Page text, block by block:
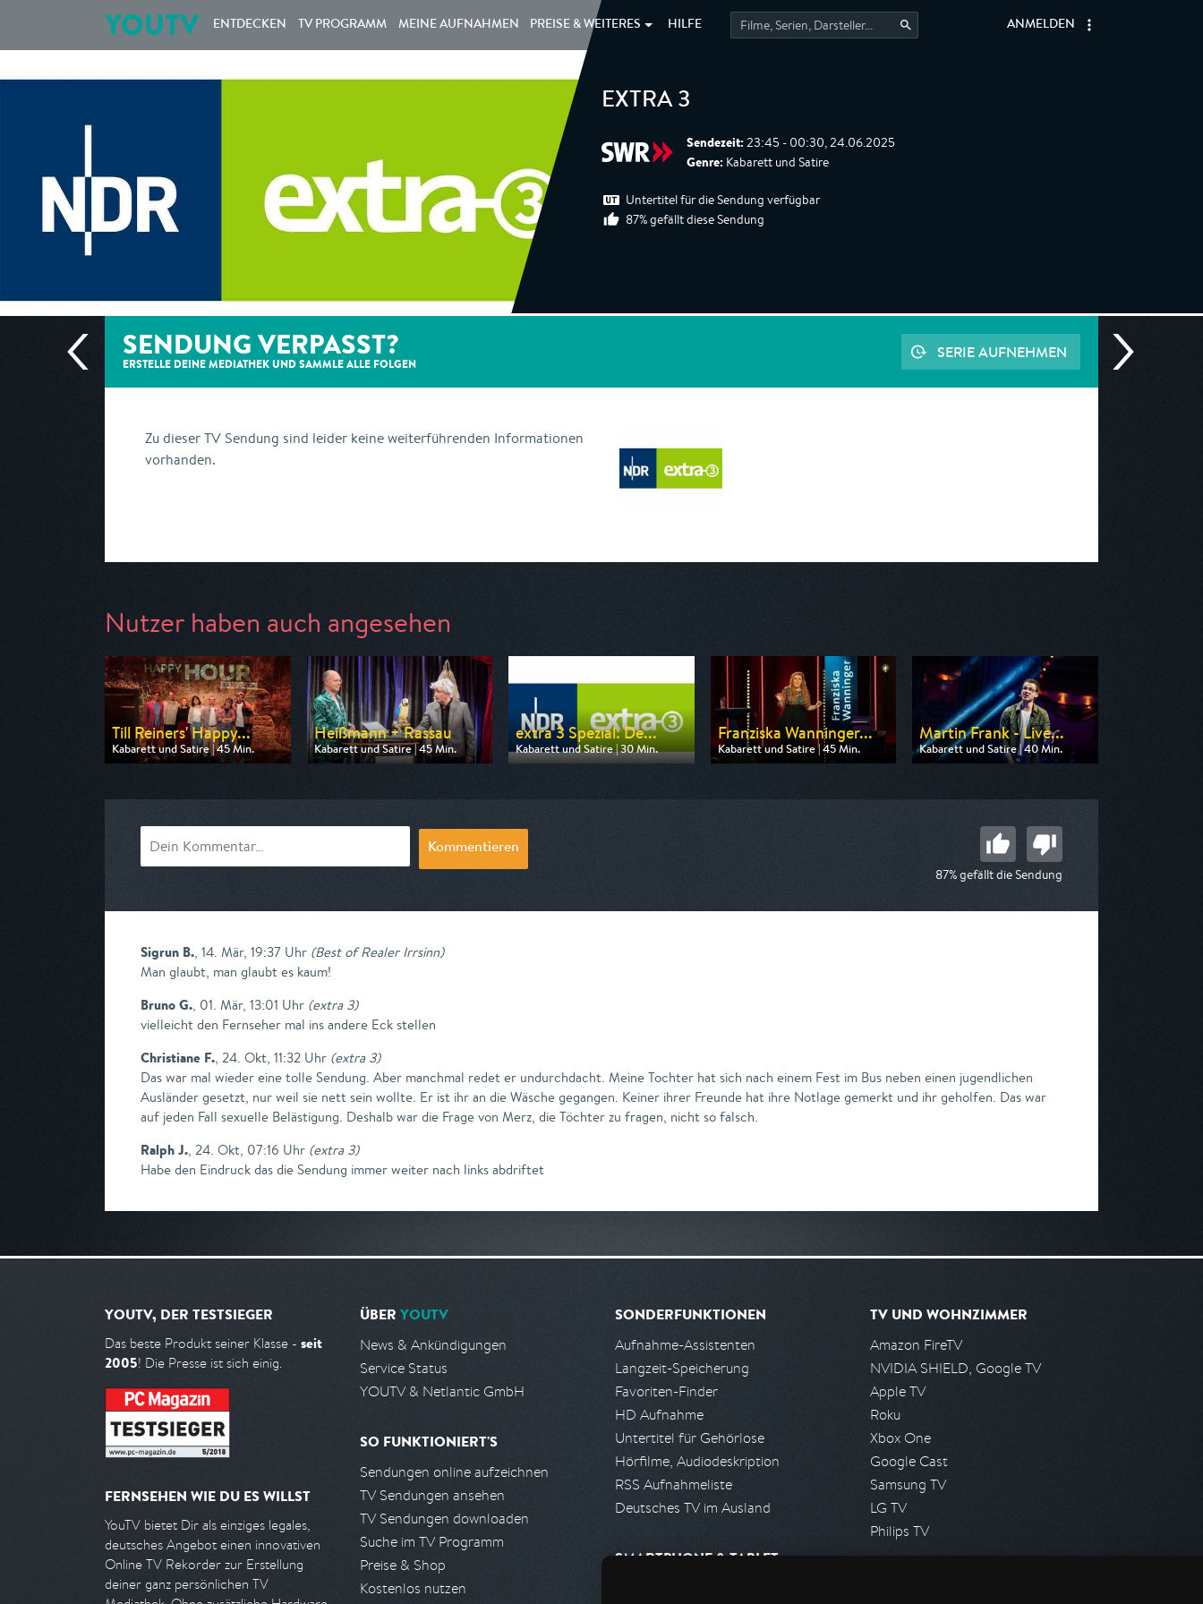
YOUTV ENTDECKEN TV PROGRAMM MEINE AUFNAHMEN PREISE & WEITERES HILFE ANMELDEN
EXTRA 3
Sendezeit: 23:45 - 00:30, 24.06.2025
Genre: Kabarett und Satire
Untertitel für die Sendung verfügbar
87% gefällt diese Sendung
SENDUNG VERPASST?
ERSTELLE DEINE MEDIATHEK UND SAMMLE ALLE FOLGEN
SERIE AUFNEHMEN
Zu dieser TV Sendung sind leider keine weiterführenden Informationen
vorhanden.
Nutzer haben auch angesehen
Till Reiners' Happy...
Kabarett und Satire | 45 Min.
Ausgestrahlt von 3sat
Heißmann + Rassau
Kabarett und Satire | 45 Min.
Ausgestrahlt von BR
extra 3 Spezial: De...
Kabarett und Satire | 30 Min.
Ausgestrahlt von One
Franziska Wanninger...
Kabarett und Satire | 45 Min.
Ausgestrahlt von 3sat
Martin Frank - Live...
Kabarett und Satire | 40 Min.
Ausgestrahlt von 3sat
Kommentieren
87% gefällt die Sendung
Sigrun B., 14. Mär, 19:37 Uhr (Best of Realer Irrsinn)
Man glaubt, man glaubt es kaum!
Bruno G., 01. Mär, 13:01 Uhr (extra 3)
vielleicht den Fernseher mal ins andere Eck stellen
Christiane F., 24. Okt, 11:32 Uhr (extra 3)
Das war mal wieder eine tolle Sendung. Aber manchmal redet er undurchdacht. Meine Tochter hat sich nach einem Fest im Bus neben einen jugendlichen
Ausländer gesetzt, nur weil sie nett sein wollte. Er ist ihr an die Wäsche gegangen. Keiner ihrer Freunde hat ihre Notlage gemerkt und ihr geholfen. Das war
auf jeden Fall sexuelle Belästigung. Deshalb war die Frage von Merz, die Töchter zu fragen, nicht so falsch.
Ralph J., 24. Okt, 07:16 Uhr (extra 3)
Habe den Eindruck das die Sendung immer weiter nach links abdriftet
YOUTV, DER TESTSIEGER
Das beste Produkt seiner Klasse - seit
2005! Die Presse ist sich einig.
FERNSEHEN WIE DU ES WILLST
YouTV bietet Dir als einziges legales,
deutsches Angebot einen innovativen
Online TV Rekorder zur Erstellung
deiner ganz persönlichen TV
ÜBER YOUTV
News & Ankündigungen
Service Status
YOUTV & Netlantic GmbH
SO FUNKTIONIERT'S
Sendungen online aufzeichnen
TV Sendungen ansehen
TV Sendungen downloaden
Suche im TV Programm
Preise & Shop
Kostenlos nutzen
SONDERFUNKTIONEN
Aufnahme-Assistenten
Langzeit-Speicherung
Favoriten-Finder
HD Aufnahme
Untertitel für Gehörlose
Hörfilme, Audiodeskription
RSS Aufnahmeliste
Deutsches TV im Ausland
SMARTPHONE & TABLET
TV UND WOHNZIMMER
Amazon FireTV
NVIDIA SHIELD, Google TV
Apple TV
Roku
Xbox One
Google Cast
Samsung TV
LG TV
Philips TV